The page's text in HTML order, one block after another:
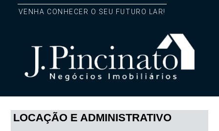
VENHA CONHECER O SEU FUTURO LAR!
LOCAÇÃO E ADMINISTRATIVO